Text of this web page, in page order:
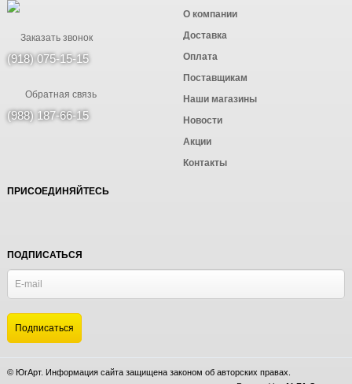
Заказать звонок
(918) 075-15-15
Обратная связь
(988) 187-66-15
О компании
Доставка
Оплата
Поставщикам
Наши магазины
Новости
Акции
Контакты
ПРИСОЕДИНЯЙТЕСЬ
ПОДПИСАТЬСЯ
© ЮгАрт. Информация сайта защищена законом об авторских правах.